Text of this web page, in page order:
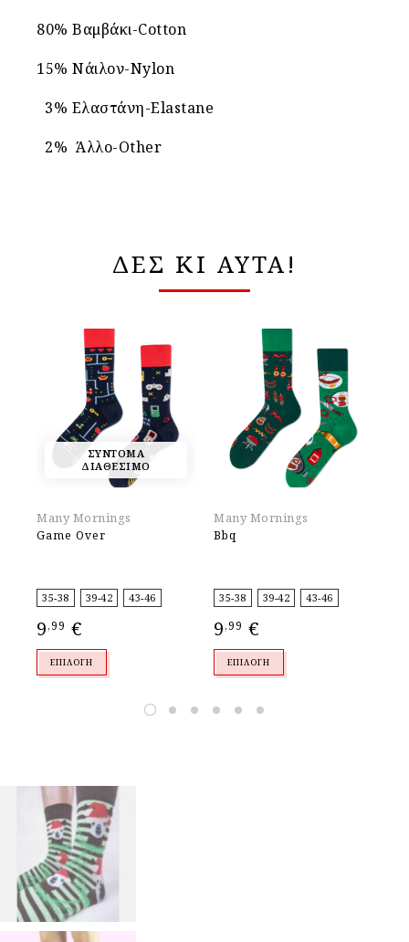
80% Βαμβάκι-Cotton
15% Νάιλον-Nylon
3% Ελαστάνη-Elastane
2% Άλλο-Other
ΔΕΣ ΚΙ ΑΥΤΑ!
ΣΥΝΤΟΜΑ
ΔΙΑΘΕΣΙΜΟ
Many Mornings
Game Over
35-38 39-42 43-46
9,99 €
ΕΠΙΛΟΓΉ
Many Mornings
Bbq
35-38 39-42 43-46
9,99 €
ΕΠΙΛΟΓΉ